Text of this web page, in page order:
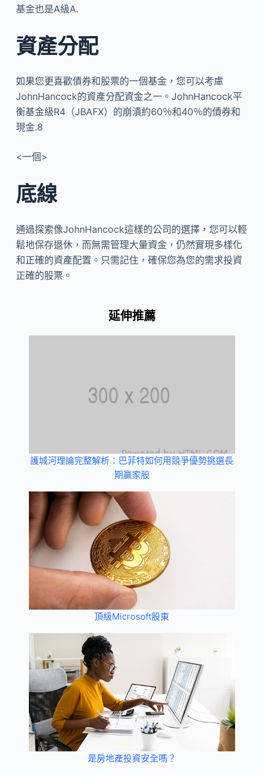
基金也是A級A.
資產分配
如果您更喜歡債券和股票的一個基金，您可以考慮
JohnHancock的資產分配資金之一。JohnHancock平
衡基金級R4（JBAFX）的崩潰約60％和40％的債券和
現金.8
<一個>
底線
通過探索像JohnHancock這樣的公司的選擇，您可以輕
鬆地保存退休，而無需管理大量資金，仍然實現多樣化
和正確的資產配置。只需記住，確保您為您的需求投資
正確的股票。
延伸推薦
護城河理論完整解析：巴菲特如何用競爭優勢挑選長
期贏家股
頂級Microsoft股東
是房地產投資安全嗎？